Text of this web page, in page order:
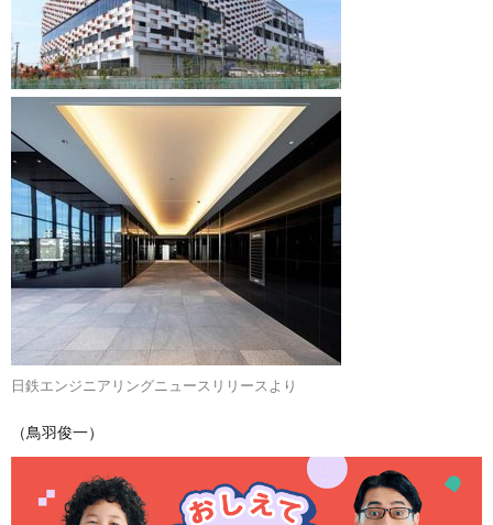
日鉄エンジニアリングニュースリリースより
（鳥羽俊一）